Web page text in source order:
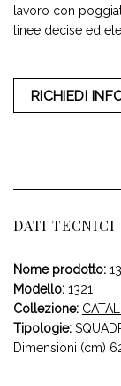
lavoro con
linee decise ed
RICHIEDI
DATI TECNICI
Nome prodotto:
Modello: 1321
Collezione:
Tipologie:
Dimensioni (cm)